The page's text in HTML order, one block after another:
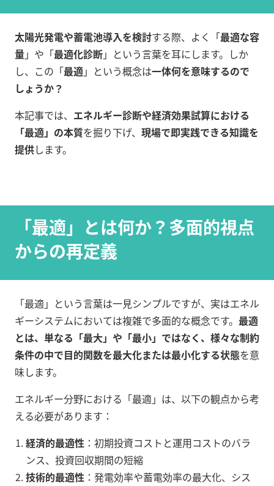
太陽光発電や蓄電池導入を検討する際、よく「最適な容
量」や「最適化診断」という言葉を耳にします。しか
し、この「最適」という概念は一体何を意味するので
しょうか？
本記事では、 エネルギー診断や経済効果試算における
「最適」の本質を掘り下げ、 現場で即実践できる知識を
提供します。
「最適」とは何か？多面的視点
からの再定義
「最適」という言葉は一見シンプルですが、実はエネル
ギーシステムにおいては複雑で多面的な概念です。 最適
とは、単なる「最大」や「最小」ではなく、様々な制約
条件の中で目的関数を最大化または最小化する状態を意
味します。
エネルギー分野における「最適」は、以下の観点から考
える必要があります：
経済的最適性 ：初期投資コストと運用コストのバラ
ンス、投資回収期間の短縮
技術的最適性 ：発電効率や蓄電効率の最大化、シス